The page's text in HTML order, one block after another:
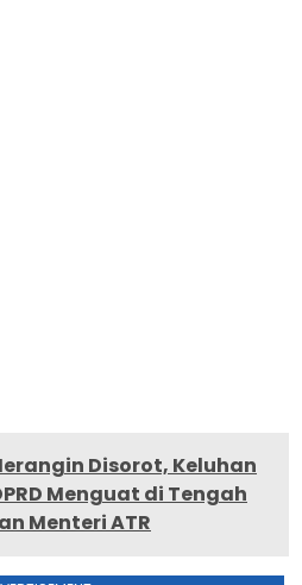
Disorot, Keluhan
Menguat di Tengah
Menteri ATR